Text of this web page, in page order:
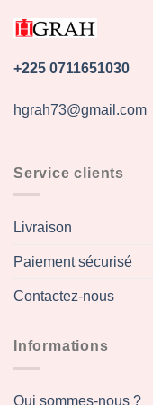
+225 0711651030
hgrah73@gmail.com
Service clients
Livraison
Paiement sécurisé
Contactez-nous
Informations
Qui sommes-nous ?